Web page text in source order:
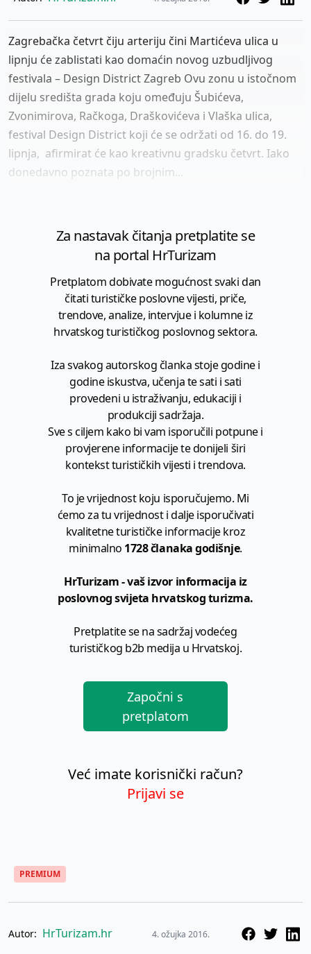
Zagrebačka četvrt čiju arteriju čini Martićeva ulica u
lipnju će zablistati kao domaćin novog uzbudljivog
festivala – Design District Zagreb Ovu zonu u istočnom
dijelu središta grada koju omeđuju Šubićeva,
Zvonimirova, Račkoga, Draškovićeva i Vlaška ulica,
festival Design District koji će se održati od 16. do 19.
lipnja, afirmirat će kao kreativnu gradsku četvrt. Iako
donedavno poznata po brojnim...
Za nastavak čitanja pretplatite se
na portal HrTurizam
Pretplatom dobivate mogućnost svaki dan
čitati turističke poslovne vijesti, priče,
trendove, analize, intervjue i kolumne iz
hrvatskog turističkog poslovnog sektora.
Iza svakog autorskog članka stoje godine i
godine iskustva, učenja te sati i sati
provedeni u istraživanju, edukaciji i
produkciji sadržaja.
Sve s ciljem kako bi vam isporučili potpune i
provjerene informacije te donijeli širi
kontekst turističkih vijesti i trendova.
To je vrijednost koju isporučujemo. Mi
ćemo za tu vrijednost i dalje isporučivati
kvalitetne turističke informacije kroz
minimalno 1728 članaka godišnje.
HrTurizam - vaš izvor informacija iz
poslovnog svijeta hrvatskog turizma.
Pretplatite se na sadržaj vodećeg
turističkog b2b medija u Hrvatskoj.
Započni s
pretplatom
Već imate korisnički račun?
Prijavi se
PREMIUM
Autor: HrTurizam.hr 4. ožujka 2016.